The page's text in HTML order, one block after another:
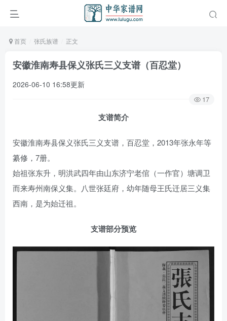
首页 张氏族谱 正文
安徽淮南寿县保义张氏三义支谱（百忍堂）
2026-06-10 16:58更新
17
支谱简介
安徽淮南寿县保义张氏三义支谱，百忍堂，2013年张永年等
纂修，7册。
始祖张东升，明洪武四年由山东济宁老倌（一作官）塘调卫
而来寿州南保义集。八世张廷府，幼年随母王氏迁居三义集
西南，是为始迁祖。
支谱部分预览